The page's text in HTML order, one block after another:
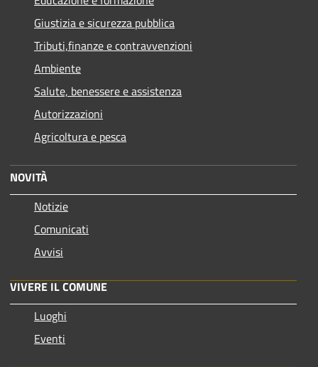
Giustizia e sicurezza pubblica
Tributi,finanze e contravvenzioni
Ambiente
Salute, benessere e assistenza
Autorizzazioni
Agricoltura e pesca
NOVITÀ
Notizie
Comunicati
Avvisi
VIVERE IL COMUNE
Luoghi
Eventi